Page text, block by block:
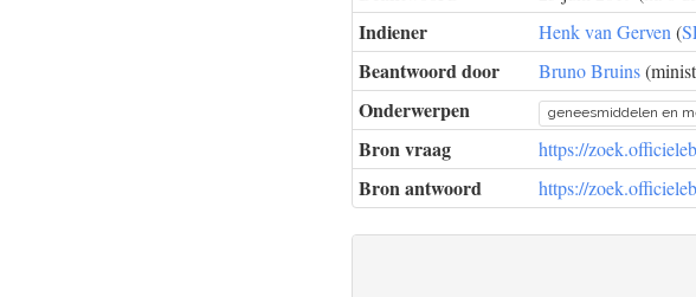
Indiener Henk van Gerven (
Beantwoord door Bruno Bruins
Onderwerpen geneesmiddelen en
Bron vraag https://
Bron antwoord https://